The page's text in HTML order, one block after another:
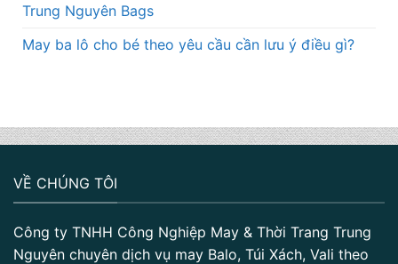
Trung Nguyên Bags
May ba lô cho bé theo yêu cầu cần lưu ý điều gì?
VỀ CHÚNG TÔI
Công ty TNHH Công Nghiệp May & Thời Trang Trung
Nguyên chuyên dịch vụ may Balo, Túi Xách, Vali theo